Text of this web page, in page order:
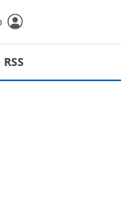
RSS